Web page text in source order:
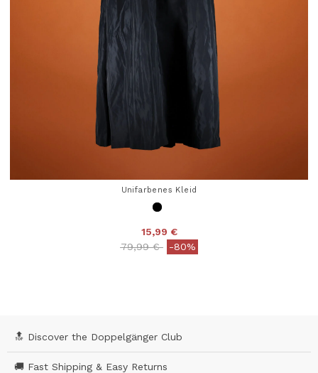
Unifarbenes Kleid
15,99 €
Price reduced from
79,99 €to-80%
🔝 Discover the Doppelgänger Club
🚚 Fast Shipping & Easy Returns